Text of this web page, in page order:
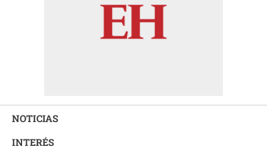
NOTICIAS
INTERÉS